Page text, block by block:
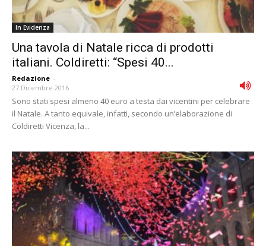
In Evidenza
Una tavola di Natale ricca di prodotti
italiani. Coldiretti: “Spesi 40...
Redazione -
27 Dicembre 2016
Sono stati spesi almeno 40 euro a testa dai vicentini per celebrare
il Natale. A tanto equivale, infatti, secondo un’elaborazione di
Coldiretti Vicenza, la...